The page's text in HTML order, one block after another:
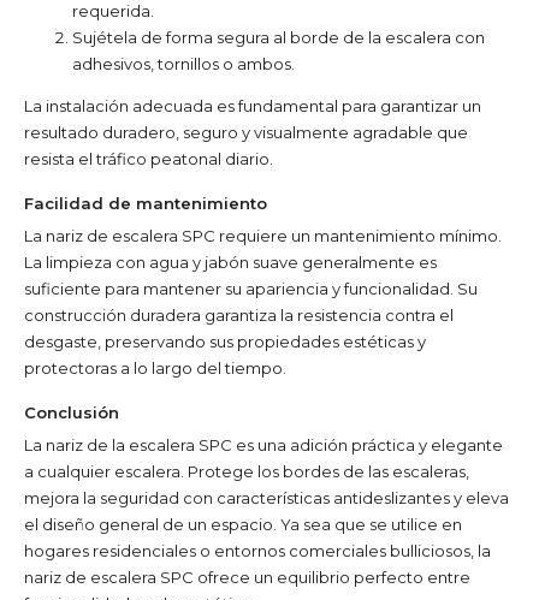
requerida.
Sujétela de forma segura al borde de la escalera con
adhesivos, tornillos o ambos.
La instalación adecuada es fundamental para garantizar un
resultado duradero, seguro y visualmente agradable que
resista el tráfico peatonal diario.
Facilidad de mantenimiento
La nariz de escalera SPC requiere un mantenimiento mínimo.
La limpieza con agua y jabón suave generalmente es
suficiente para mantener su apariencia y funcionalidad. Su
construcción duradera garantiza la resistencia contra el
desgaste, preservando sus propiedades estéticas y
protectoras a lo largo del tiempo.
Conclusión
La nariz de la escalera SPC es una adición práctica y elegante
a cualquier escalera. Protege los bordes de las escaleras,
mejora la seguridad con características antideslizantes y eleva
el diseño general de un espacio. Ya sea que se utilice en
hogares residenciales o entornos comerciales bulliciosos, la
nariz de escalera SPC ofrece un equilibrio perfecto entre